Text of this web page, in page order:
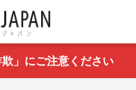
欺」にご注意ください